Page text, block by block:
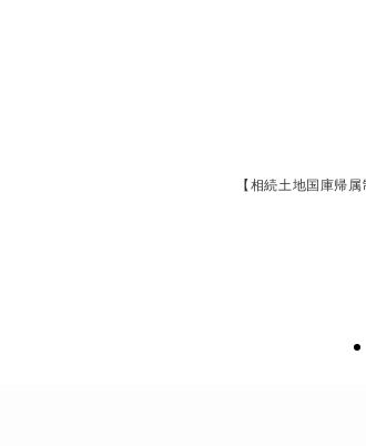
【相続土地国庫帰